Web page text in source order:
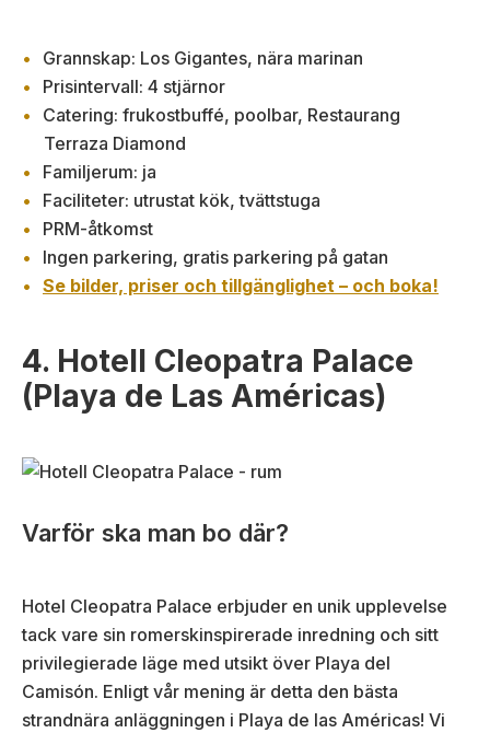
Grannskap: Los Gigantes, nära marinan
Prisintervall: 4 stjärnor
Catering: frukostbuffé, poolbar, Restaurang
Terraza Diamond
Familjerum: ja
Faciliteter: utrustat kök, tvättstuga
PRM-åtkomst
Ingen parkering, gratis parkering på gatan
Se bilder, priser och tillgänglighet – och boka!
4. Hotell Cleopatra Palace
(Playa de Las Américas)
Varför ska man bo där?
Hotel Cleopatra Palace erbjuder en unik upplevelse
tack vare sin romerskinspirerade inredning och sitt
privilegierade läge med utsikt över Playa del
Camisón. Enligt vår mening är detta den bästa
strandnära anläggningen i Playa de las Américas! Vi